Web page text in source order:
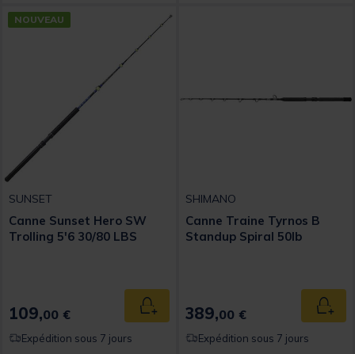
NOUVEAU
SUNSET
Canne Sunset Hero SW
Trolling 5'6 30/80 LBS
109,00 € Ajouter au panier
Expédition sous 7 jours
SHIMANO
Canne Traine Tyrnos B
Standup Spiral 50lb
389,00 €
Expédition sous 7 jours